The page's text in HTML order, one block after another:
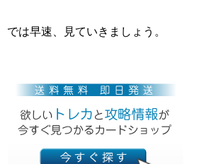
では早速、見ていきましょう。